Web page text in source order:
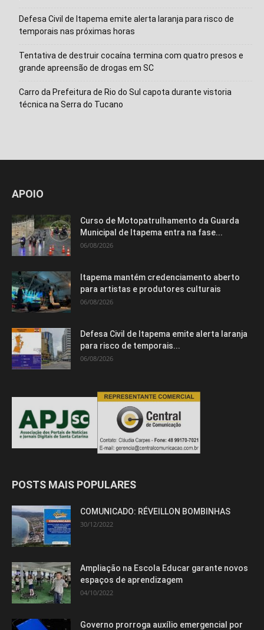
Defesa Civil de Itapema emite alerta laranja para risco de
temporais nas próximas horas
Tentativa de destruir cocaína termina com quatro presos e
grande apreensão de drogas em SC
Carro da Prefeitura de Rio do Sul capota durante vistoria
técnica na Serra do Tucano
APOIO
Curso de Motopatrulhamento da Guarda
Municipal de Itapema entra na fase...
06/08/2026
Itapema mantém credenciamento aberto
para artistas e produtores culturais
06/08/2026
Defesa Civil de Itapema emite alerta laranja
para risco de temporais...
06/08/2026
POSTS MAIS POPULARES
COMUNICADO: RÉVEILLON BOMBINHAS
30/12/2022
Ampliação na Escola Educar garante novos
espaços de aprendizagem
04/10/2022
Governo prorroga auxílio emergencial por